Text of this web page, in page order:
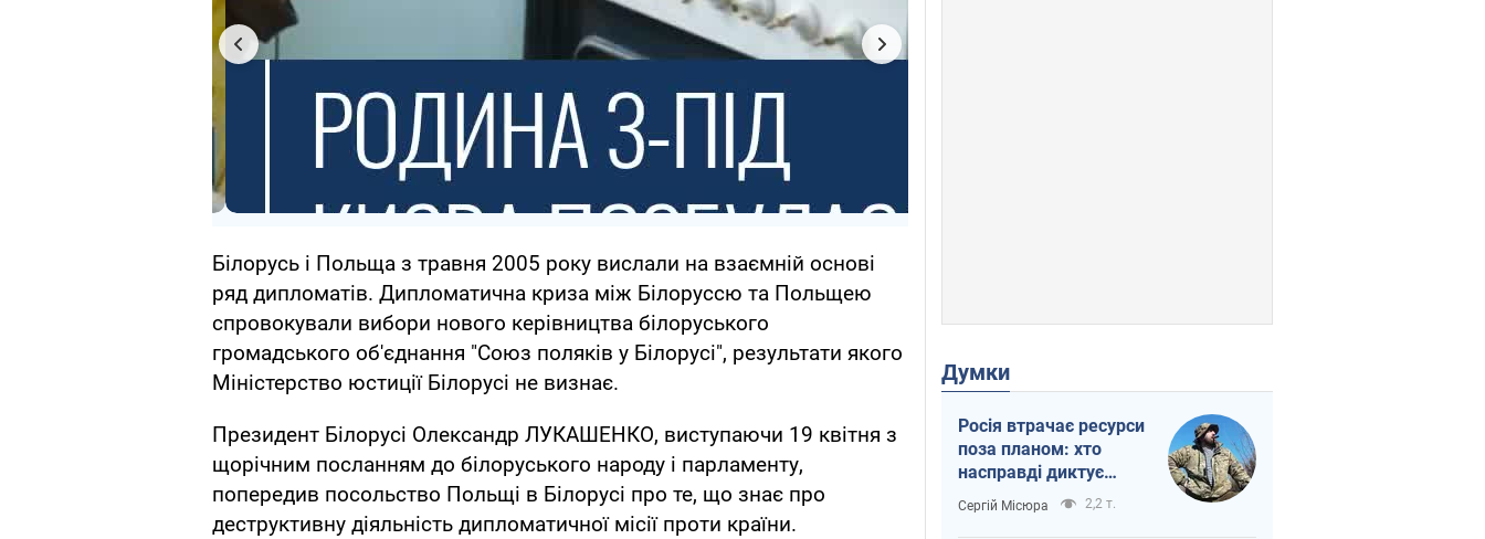
Білорусь і Польща з травня 2005 року вислали на взаємній основі
ряд дипломатів. Дипломатична криза між Білоруссю та Польщею
спровокували вибори нового керівництва білоруського
громадського об'єднання "Союз поляків у Білорусі", результати якого
Міністерство юстиції Білорусі не визнає.
Президент Білорусі Олександр ЛУКАШЕНКО, виступаючи 19 квітня з
щорічним посланням до білоруського народу і парламенту,
попередив посольство Польщі в Білорусі про те, що знає про
деструктивну діяльність дипломатичної місії проти країни.
Думки
Росія втрачає ресурси
поза планом: хто
насправді диктує
темп війни
Сергій Місюра 2,2 т.